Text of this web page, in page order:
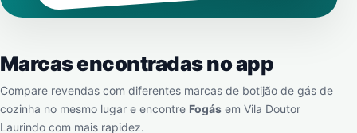
Marcas encontradas no app
Compare revendas com diferentes marcas de botijão de gás de
cozinha no mesmo lugar e encontre Fogás em Vila Doutor
Laurindo com mais rapidez.